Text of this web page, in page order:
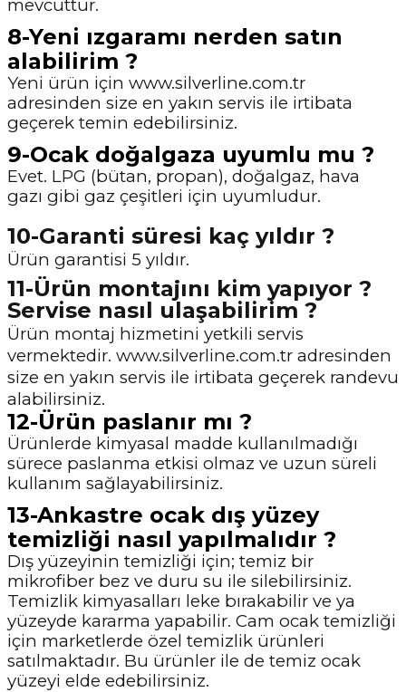
mevcuttur.
8-Yeni ızgaramı nerden satın
alabilirim ?
Yeni ürün için www.silverline.com.tr
adresinden size en yakın servis ile irtibata
geçerek temin edebilirsiniz.
9-Ocak doğalgaza uyumlu mu ?
Evet. LPG (bütan, propan), doğalgaz, hava
gazı gibi gaz çeşitleri için uyumludur.
10-Garanti süresi kaç yıldır ?
Ürün garantisi 5 yıldır.
11-Ürün montajını kim yapıyor ?
Servise nasıl ulaşabilirim ?
Ürün montaj hizmetini yetkili servis
vermektedir. www.silverline.com.tr adresinden
size en yakın servis ile irtibata geçerek randevu
alabilirsiniz.
12-Ürün paslanır mı ?
Ürünlerde kimyasal madde kullanılmadığı
sürece paslanma etkisi olmaz ve uzun süreli
kullanım sağlayabilirsiniz.
13-Ankastre ocak dış yüzey
temizliği nasıl yapılmalıdır ?
Dış yüzeyinin temizliği için; temiz bir
mikrofiber bez ve duru su ile silebilirsiniz.
Temizlik kimyasalları leke bırakabilir ve ya
yüzeyde kararma yapabilir. Cam ocak temizliği
için marketlerde özel temizlik ürünleri
satılmaktadır. Bu ürünler ile de temiz ocak
yüzeyi elde edebilirsiniz.